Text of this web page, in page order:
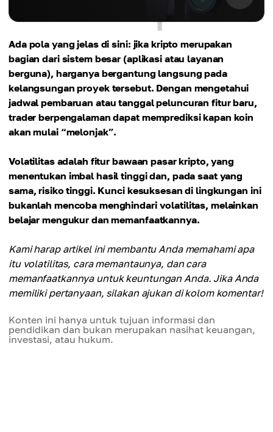
Ada pola yang jelas di sini: jika kripto merupakan
bagian dari sistem besar (aplikasi atau layanan
berguna), harganya bergantung langsung pada
kelangsungan proyek tersebut. Dengan mengetahui
jadwal pembaruan atau tanggal peluncuran fitur baru,
trader berpengalaman dapat memprediksi kapan koin
akan mulai “melonjak”.
Volatilitas adalah fitur bawaan pasar kripto, yang
menentukan imbal hasil tinggi dan, pada saat yang
sama, risiko tinggi. Kunci kesuksesan di lingkungan ini
bukanlah mencoba menghindari volatilitas, melainkan
belajar mengukur dan memanfaatkannya.
Kami harap artikel ini membantu Anda memahami apa
itu volatilitas, cara memantaunya, dan cara
memanfaatkannya untuk keuntungan Anda. Jika Anda
memiliki pertanyaan, silakan ajukan di kolom komentar!
Konten ini hanya untuk tujuan informasi dan
pendidikan dan bukan merupakan nasihat keuangan,
investasi, atau hukum.